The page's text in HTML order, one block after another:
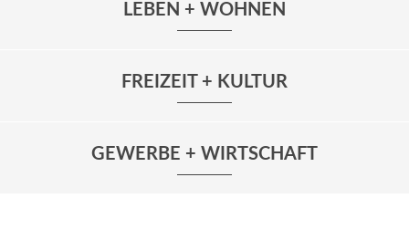
LEBEN + WOHNEN
FREIZEIT + KULTUR
GEWERBE + WIRTSCHAFT